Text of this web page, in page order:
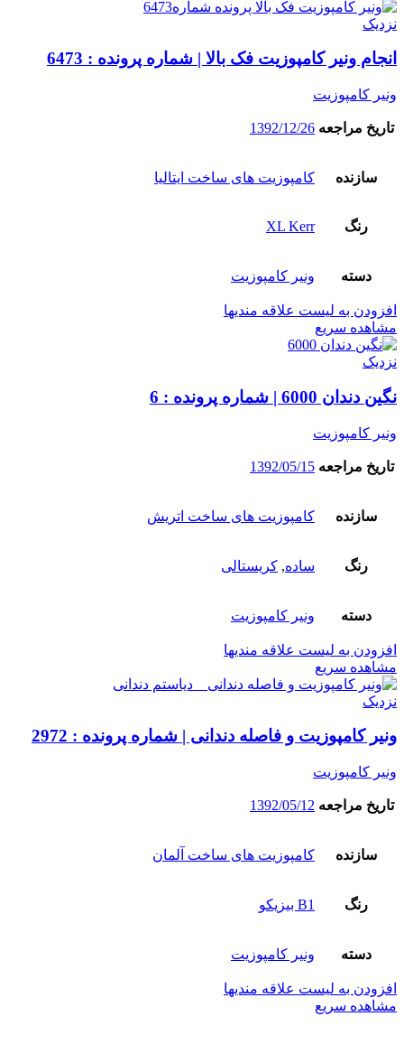
نزدیک
انجام ونیر کامپوزیت فک بالا | شماره پرونده : 6473
ونیر کامپوزیت
تاریخ مراجعه 1392/12/26
سازنده کامپوزیت های ساخت ایتالیا
رنگ XL Kerr
دسته ونیر کامپوزیت
افزودن به لیست علاقه مندیها
مشاهده سریع
نزدیک
نگین دندان 6000 | شماره پرونده : 6
ونیر کامپوزیت
تاریخ مراجعه 1392/05/15
سازنده کامپوزیت های ساخت اتریش
رنگ ساده, کریستالی
دسته ونیر کامپوزیت
افزودن به لیست علاقه مندیها
مشاهده سریع
نزدیک
ونیر کامپوزیت و فاصله دندانی | شماره پرونده : 2972
ونیر کامپوزیت
تاریخ مراجعه 1392/05/12
سازنده کامپوزیت های ساخت آلمان
رنگ B1 بیزیکو
دسته ونیر کامپوزیت
افزودن به لیست علاقه مندیها
مشاهده سریع